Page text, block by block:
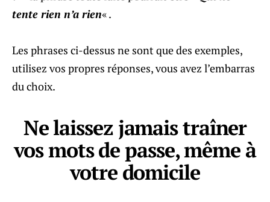
tente rien n’a rien« .
Les phrases ci-dessus ne sont que des exemples,
utilisez vos propres réponses, vous avez l’embarras
du choix.
Ne laissez jamais traîner
vos mots de passe, même à
votre domicile